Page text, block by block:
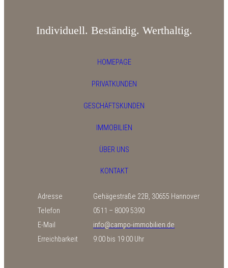
Individuell. Beständig. Werthaltig.
HOMEPAGE
PRIVATKUNDEN
GESCHÄFTSKUNDEN
IMMOBILIEN
ÜBER UNS
KONTAKT
Adresse
Gehägestraße 22B, 30655 Hannover
Telefon
0511 – 8009 5390
E-Mail
info@campo-immobilien.de
Erreichbarkeit
9:00 bis 19:00 Uhr